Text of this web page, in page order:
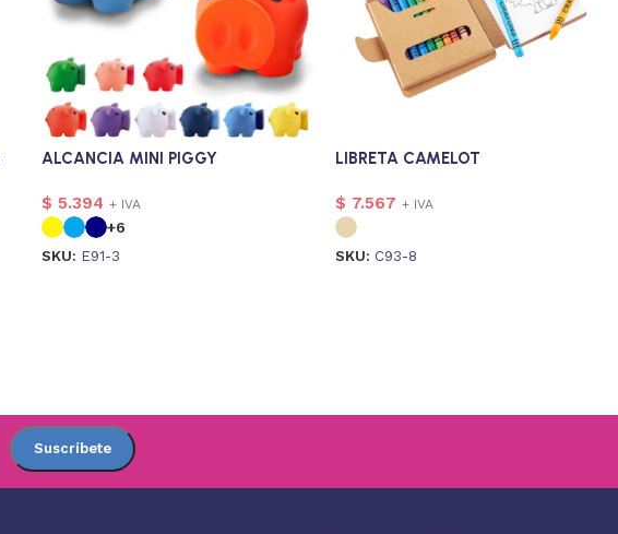
ALCANCIA MINI PIGGY
$ 5.394 + IVA
+6
SKU: E91-3
LIBRETA CAMELOT
$ 7.567 + IVA
SKU: C93-8